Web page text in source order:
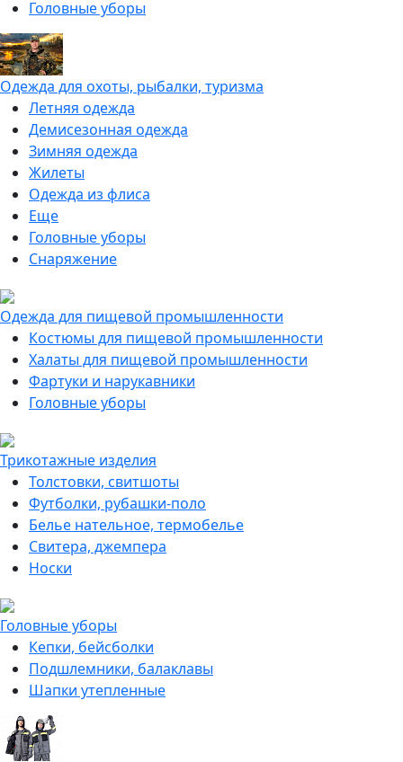
Головные уборы
Одежда для охоты, рыбалки, туризма
Летняя одежда
Демисезонная одежда
Зимняя одежда
Жилеты
Одежда из флиса
Еще
Головные уборы
Снаряжение
Одежда для пищевой промышленности
Костюмы для пищевой промышленности
Халаты для пищевой промышленности
Фартуки и нарукавники
Головные уборы
Трикотажные изделия
Толстовки, свитшоты
Футболки, рубашки-поло
Белье нательное, термобелье
Свитера, джемпера
Носки
Головные уборы
Кепки, бейсболки
Подшлемники, балаклавы
Шапки утепленные